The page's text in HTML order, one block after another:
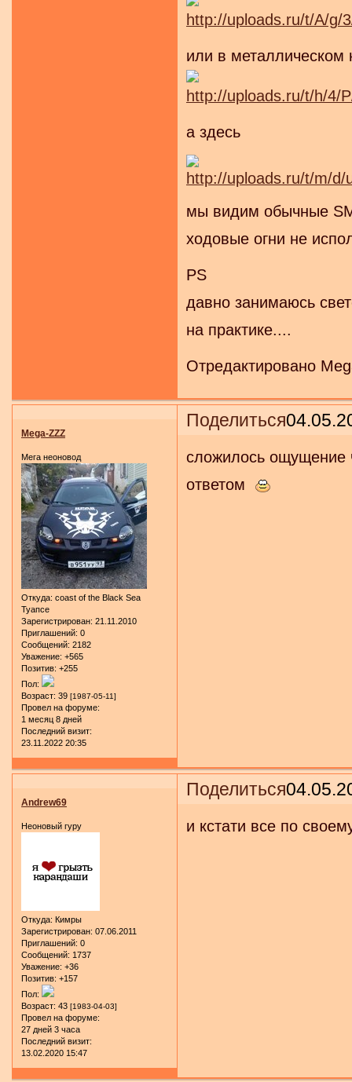
или в металлическом
а здесь
мы видим обычные
ходовые огни не
PS
давно занимаюсь
на практике....
Отредактировано
Поделиться
Mega-ZZZ
Мега неоновод
Откуда: coast of the Black Sea
Туапсе
Зарегистрирован: 21.11.2010
Приглашений: 0
Сообщений: 2182
Уважение: +565
Позитив: +255
Пол:
Возраст: 39 [1987-05-11]
Провел на форуме:
1 месяц 8 дней
Последний визит:
23.11.2022 20:35
сложилось ощущение
ответом
Поделиться
Andrew69
Неоновый гуру
Откуда: Кимры
Зарегистрирован: 07.06.2011
Приглашений: 0
Сообщений: 1737
Уважение: +36
Позитив: +157
Пол:
Возраст: 43 [1983-04-03]
Провел на форуме:
27 дней 3 часа
Последний визит:
13.02.2020 15:47
и кстати все по